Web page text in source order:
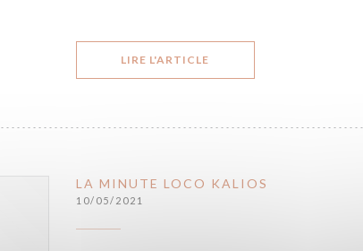
LIRE L'ARTICLE
LA MINUTE LOCO KALIOS
10/05/2021